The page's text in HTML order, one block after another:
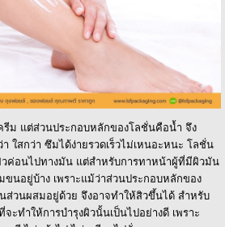
ม แต่ส่วนประกอบหลักของโลชั่นคือน้ำ จึง
ใสกว่า ซึมได้ง่ายรวดเร็วไม่เหนอะหนะ โลชั่น
ค่อนไปทางมัน แต่สำหรับการทาหน้าผู้ที่มีผิวมัน
นอยู่บ้าง เพราะแม้ว่าส่วนประกอบหลักของ
ส่วนผสมอยู่ด้วย จึงอาจทำให้สิวขึ้นได้ สำหรับ
ะทำให้การบำรุงผิวนั้นเป็นไปอย่างดี เพราะ